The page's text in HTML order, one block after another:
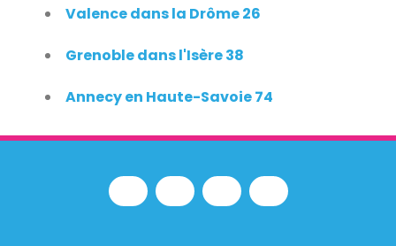
Valence dans la Drôme 26
Grenoble dans l'Isère 38
Annecy en Haute-Savoie 74